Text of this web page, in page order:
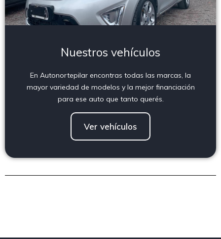
Nuestros vehículos
En Autonortepilar encontras todas las marcas, la
mayor variedad de modelos y la mejor financiación
para ese auto que tanto querés.
Ver vehículos